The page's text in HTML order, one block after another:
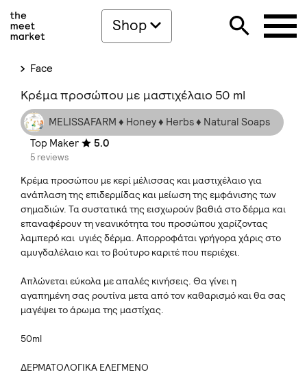
Shop
Face
Κρέμα προσώπου με μαστιχέλαιο 50 ml
MELISSAFARM ♦ Honey ♦ Herbs ♦ Natural Soaps
Top Maker
5.0
5 reviews
Κρέμα προσώπου με κερί μέλισσας και μαστιχέλαιο για
ανάπλαση της επιδερμίδας και μείωση της εμφάνισης των
σημαδιών. Τα συστατικά της εισχωρούν βαθιά στο δέρμα και
επαναφέρουν τη νεανικότητα του προσώπου χαρίζοντας
λαμπερό και υγιές δέρμα. Απορροφάται γρήγορα χάρις στο
αμυγδαλέλαιο και το βούτυρο καριτέ που περιέχει.
Απλώνεται εύκολα με απαλές κινήσεις. Θα γίνει η
αγαπημένη σας ρουτίνα μετα από τον καθαρισμό και θα σας
μαγέψει το άρωμα της μαστίχας.
50ml
ΔΕΡΜΑΤΟΛΟΓΙΚΑ ΕΛΕΓΜΕΝΟ